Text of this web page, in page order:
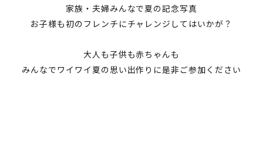
家族・夫婦みんなで夏の記念写真
お子様も初のフレンチにチャレンジしてはいかが？
大人も子供も赤ちゃんも
みんなでワイワイ夏の思い出作りに是非ご参加ください